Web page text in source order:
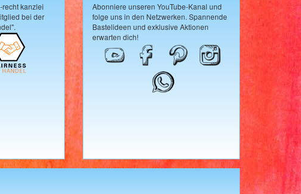
kanzlei
bei der
Abonniere unseren YouTube-Kanal und
folge uns in den Netzwerken. Spannende
Bastelideen und exklusive Aktionen
erwarten dich!